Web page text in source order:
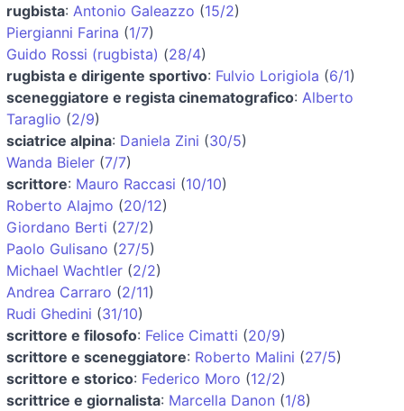
rugbista: Antonio Galeazzo (15/2)
Piergianni Farina (1/7)
Guido Rossi (rugbista) (28/4)
rugbista e dirigente sportivo: Fulvio Lorigiola (6/1)
sceneggiatore e regista cinematografico: Alberto
Taraglio (2/9)
sciatrice alpina: Daniela Zini (30/5)
Wanda Bieler (7/7)
scrittore: Mauro Raccasi (10/10)
Roberto Alajmo (20/12)
Giordano Berti (27/2)
Paolo Gulisano (27/5)
Michael Wachtler (2/2)
Andrea Carraro (2/11)
Rudi Ghedini (31/10)
scrittore e filosofo: Felice Cimatti (20/9)
scrittore e sceneggiatore: Roberto Malini (27/5)
scrittore e storico: Federico Moro (12/2)
scrittrice e giornalista: Marcella Danon (1/8)